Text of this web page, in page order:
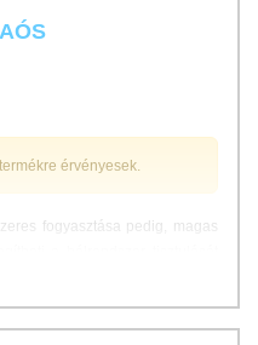
érvényesek.
fogyasztása pedig, magas